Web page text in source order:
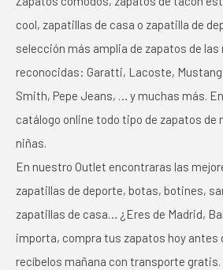
cool, zapatillas de casa o zapatilla de
selección más amplia de zapatos de
reconocidas: Garatti, Lacoste,
Smith, Pepe Jeans, … y muchas más.
catálogo online todo tipo de zapatos de
niñas.
En nuestro Outlet encontraras las
zapatillas de deporte, botas, botines,
zapatillas de casa… ¿Eres de Madrid,
importa, compra tus zapatos hoy antes
recíbelos mañana con transporte gratis.